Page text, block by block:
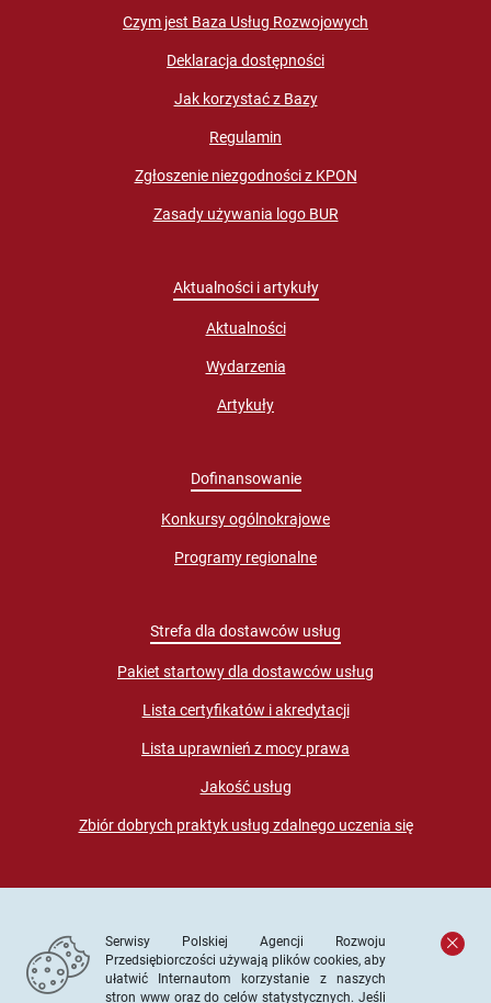
Czym jest Baza Usług Rozwojowych
Deklaracja dostępności
Jak korzystać z Bazy
Regulamin
Zgłoszenie niezgodności z KPON
Zasady używania logo BUR
Aktualności i artykuły
Aktualności
Wydarzenia
Artykuły
Dofinansowanie
Konkursy ogólnokrajowe
Programy regionalne
Strefa dla dostawców usług
Pakiet startowy dla dostawców usług
Lista certyfikatów i akredytacji
Lista uprawnień z mocy prawa
Jakość usług
Zbiór dobrych praktyk usług zdalnego uczenia się
Serwisy Polskiej Agencji Rozwoju
Przedsiębiorczości używają plików cookies, aby
ułatwić Internautom korzystanie z naszych
stron www oraz do celów statystycznych. Jeśli